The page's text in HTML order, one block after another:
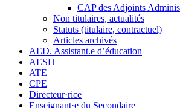
CAP des Adjoints
Non titulaires, actualités
Statuts (titulaire, contractuel)
Articles archivés
AED. Assistant.e d’éducation
AESH
ATE
CPE
Directeur·rice
Enseignant·e du Secondaire